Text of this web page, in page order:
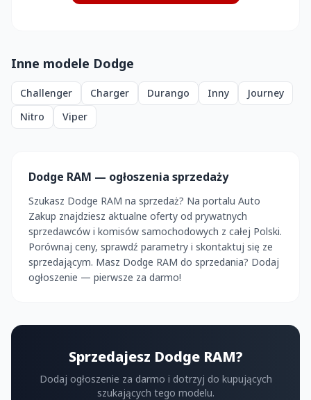
Inne modele Dodge
Challenger Charger Durango Inny
Journey
Nitro
Viper
Dodge RAM — ogłoszenia sprzedaży
Szukasz Dodge RAM na sprzedaż? Na portalu Auto
Zakup znajdziesz aktualne oferty od prywatnych
sprzedawców i komisów samochodowych z całej Polski.
Porównaj ceny, sprawdź parametry i skontaktuj się ze
sprzedającym. Masz Dodge RAM do sprzedania? Dodaj
ogłoszenie — pierwsze za darmo!
Sprzedajesz Dodge RAM?
Dodaj ogłoszenie za darmo i dotrzyj do kupujących
szukających tego modelu.